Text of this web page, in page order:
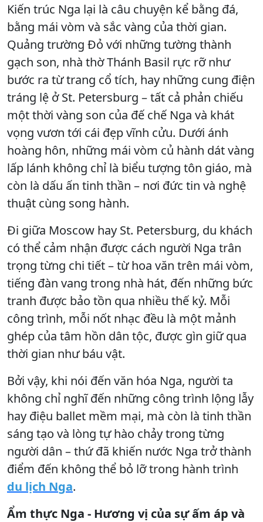
Kiến trúc Nga lại là câu chuyện kể bằng đá,
bằng mái vòm và sắc vàng của thời gian.
Quảng trường Đỏ với những tường thành
gạch son, nhà thờ Thánh Basil rực rỡ như
bước ra từ trang cổ tích, hay những cung điện
tráng lệ ở St. Petersburg – tất cả phản chiếu
một thời vàng son của đế chế Nga và khát
vọng vươn tới cái đẹp vĩnh cửu. Dưới ánh
hoàng hôn, những mái vòm củ hành dát vàng
lấp lánh không chỉ là biểu tượng tôn giáo, mà
còn là dấu ấn tinh thần – nơi đức tin và nghệ
thuật cùng song hành.
Đi giữa Moscow hay St. Petersburg, du khách
có thể cảm nhận được cách người Nga trân
trọng từng chi tiết – từ hoa văn trên mái vòm,
tiếng đàn vang trong nhà hát, đến những bức
tranh được bảo tồn qua nhiều thế kỷ. Mỗi
công trình, mỗi nốt nhạc đều là một mảnh
ghép của tâm hồn dân tộc, được gìn giữ qua
thời gian như báu vật.
Bởi vậy, khi nói đến văn hóa Nga, người ta
không chỉ nghĩ đến những công trình lộng lẫy
hay điệu ballet mềm mại, mà còn là tinh thần
sáng tạo và lòng tự hào chảy trong từng
người dân – thứ đã khiến nước Nga trở thành
điểm đến không thể bỏ lỡ trong hành trình
du lịch Nga.
Ẩm thực Nga - Hương vị của sự ấm áp và